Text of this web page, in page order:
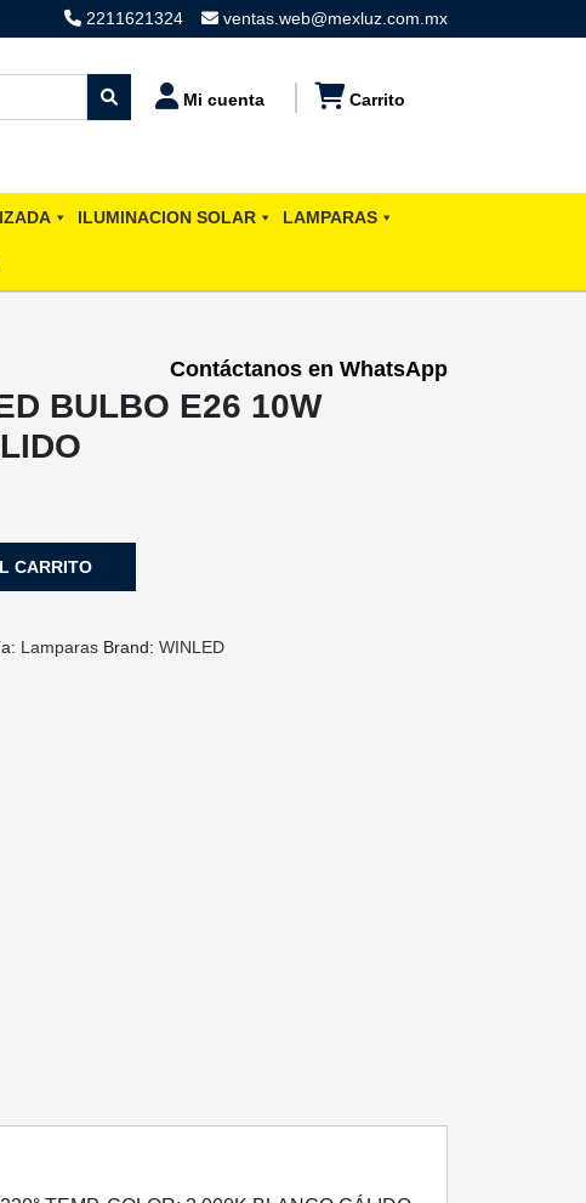
2211621324 ventas.web@mexluz.com.mx
Mi cuenta Carrito
ILUMINACION SOLAR LAMPARAS
Contáctanos en WhatsApp
BULBO E26 10W
CARRITO
Lamparas Brand:WINLED